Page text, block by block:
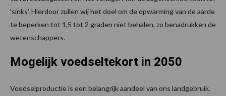
‘sinks’. Hierdoor zullen wij het doel om de opwarming van de aarde
te beperken tot 1,5 tot 2 graden niet behalen, zo benadrukken de
wetenschappers.
Mogelijk voedseltekort in 2050
Voedselproductie is een belangrijk aandeel van ons landgebruik.